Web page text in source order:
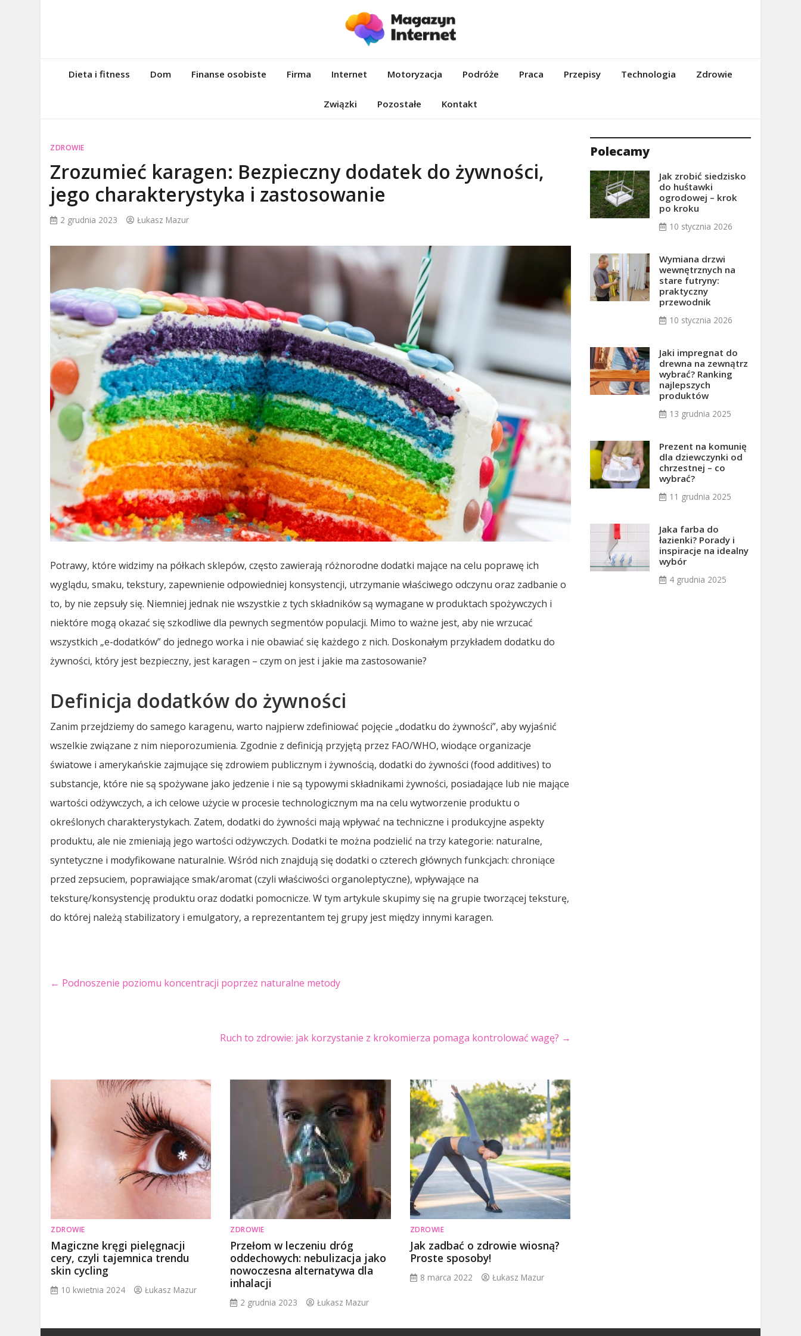
magazyninternet.pl
Dieta i fitness Dom Finanse osobiste Firma Internet Motoryzacja Podróże Praca Przepisy Technologia Zdrowie
Związki Pozostałe Kontakt
ZDROWIE
Zrozumieć karagen: Bezpieczny dodatek do żywności,
jego charakterystyka i zastosowanie
2 grudnia 2023 Łukasz Mazur
Potrawy, które widzimy na półkach sklepów, często zawierają różnorodne dodatki mające na celu poprawę ich
wyglądu, smaku, tekstury, zapewnienie odpowiedniej konsystencji, utrzymanie właściwego odczynu oraz zadbanie o
to, by nie zepsuły się. Niemniej jednak nie wszystkie z tych składników są wymagane w produktach spożywczych i
niektóre mogą okazać się szkodliwe dla pewnych segmentów populacji. Mimo to ważne jest, aby nie wrzucać
wszystkich „e-dodatków” do jednego worka i nie obawiać się każdego z nich. Doskonałym przykładem dodatku do
żywności, który jest bezpieczny, jest karagen – czym on jest i jakie ma zastosowanie?
Definicja dodatków do żywności
Zanim przejdziemy do samego karagenu, warto najpierw zdefiniować pojęcie „dodatku do żywności”, aby wyjaśnić
wszelkie związane z nim nieporozumienia. Zgodnie z definicją przyjętą przez FAO/WHO, wiodące organizacje
światowe i amerykańskie zajmujące się zdrowiem publicznym i żywnością, dodatki do żywności (food additives) to
substancje, które nie są spożywane jako jedzenie i nie są typowymi składnikami żywności, posiadające lub nie mające
wartości odżywczych, a ich celowe użycie w procesie technologicznym ma na celu wytworzenie produktu o
określonych charakterystykach. Zatem, dodatki do żywności mają wpływać na techniczne i produkcyjne aspekty
produktu, ale nie zmieniają jego wartości odżywczych. Dodatki te można podzielić na trzy kategorie: naturalne,
syntetyczne i modyfikowane naturalnie. Wśród nich znajdują się dodatki o czterech głównych funkcjach: chroniące
przed zepsuciem, poprawiające smak/aromat (czyli właściwości organoleptyczne), wpływające na
teksturę/konsystencję produktu oraz dodatki pomocnicze. W tym artykule skupimy się na grupie tworzącej teksturę,
do której należą stabilizatory i emulgatory, a reprezentantem tej grupy jest między innymi karagen.
← Podnoszenie poziomu koncentracji poprzez naturalne metody
Ruch to zdrowie: jak korzystanie z krokomierza pomaga kontrolować wagę? →
ZDROWIE
Magiczne kręgi pielęgnacji
cery, czyli tajemnica trendu
skin cycling
10 kwietnia 2024 Łukasz Mazur
ZDROWIE
Przełom w leczeniu dróg
oddechowych: nebulizacja jako
nowoczesna alternatywa dla
inhalacji
2 grudnia 2023 Łukasz Mazur
ZDROWIE
Jak zadbać o zdrowie wiosną?
Proste sposoby!
8 marca 2022 Łukasz Mazur
Polecamy
Jak zrobić siedzisko
do huśtawki
ogrodowej – krok
po kroku
10 stycznia 2026
Wymiana drzwi
wewnętrznych na
stare futryny:
praktyczny
przewodnik
10 stycznia 2026
Jaki impregnat do
drewna na zewnątrz
wybrać? Ranking
najlepszych
produktów
13 grudnia 2025
Prezent na komunię
dla dziewczynki od
chrzestnej – co
wybrać?
11 grudnia 2025
Jaka farba do
łazienki? Porady i
inspiracje na idealny
wybór
4 grudnia 2025